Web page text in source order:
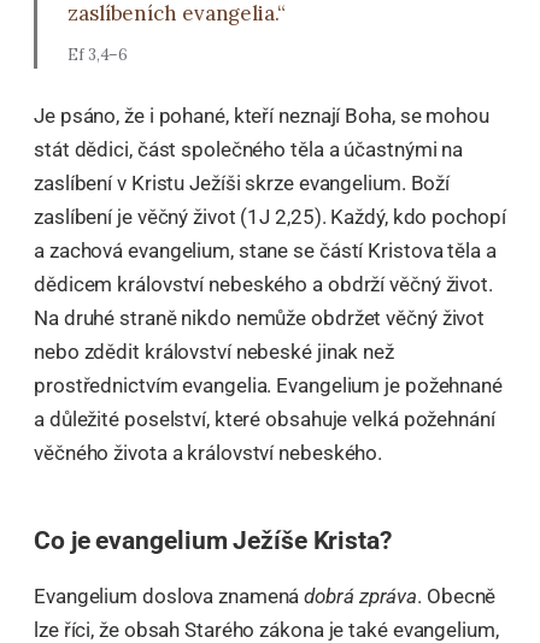
zaslíbeních evangelia.“
Ef 3,4–6
Je psáno, že i pohané, kteří neznají Boha, se mohou
stát dědici, část společného těla a účastnými na
zaslíbení v Kristu Ježíši skrze evangelium. Boží
zaslíbení je věčný život (1J 2,25). Každý, kdo pochopí
a zachová evangelium, stane se částí Kristova těla a
dědicem království nebeského a obdrží věčný život.
Na druhé straně nikdo nemůže obdržet věčný život
nebo zdědit království nebeské jinak než
prostřednictvím evangelia. Evangelium je požehnané
a důležité poselství, které obsahuje velká požehnání
věčného života a království nebeského.
Co je evangelium Ježíše Krista?
Evangelium doslova znamenádobrá zpráva. Obecně
lze říci, že obsah Starého zákona je také evangelium,